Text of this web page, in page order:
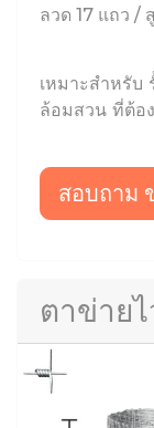
ลวด 17 แถว /
เหมาะสำหรับ
ล้อมสวน ที่ต้อ
สอบถาม
ตาข่าย